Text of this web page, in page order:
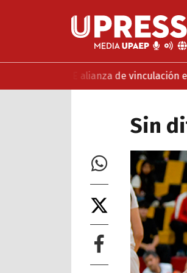
y MABE alianza de vinculación e
Sin